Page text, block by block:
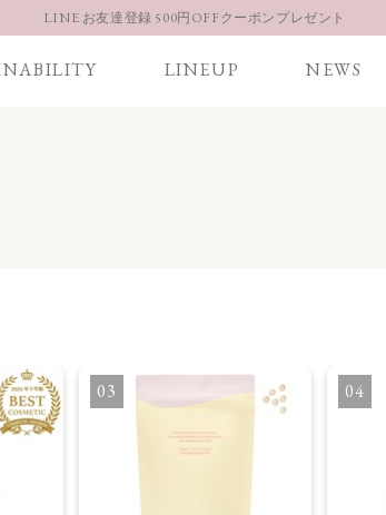
【重要】お盆期間中のお問い合わせと商品配送に関しまして
お得な定期購入コースはこちら
LINEUP NEWS
3 4